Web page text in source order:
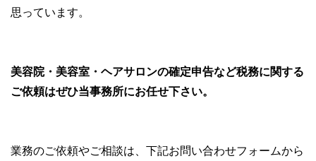
思っています。
美容院・美容室・ヘアサロンの確定申告など税務に関する
ご依頼はぜひ当事務所にお任せ下さい。
業務のご依頼やご相談は、下記お問い合わせフォームから